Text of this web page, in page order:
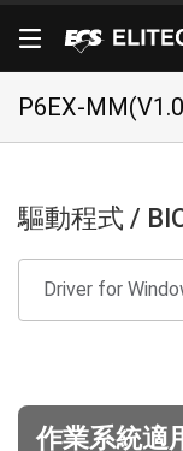
P6EX-
驅動程式 /
作業系統適